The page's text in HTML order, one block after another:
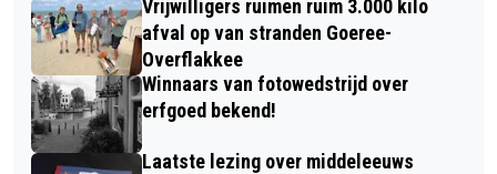
MIDDELHARNIS
Vrijwilligers ruimen ruim 3.000 kilo
afval op van stranden Goeree-
Overflakkee
Winnaars van fotowedstrijd over
erfgoed bekend!
Laatste lezing over middeleeuws